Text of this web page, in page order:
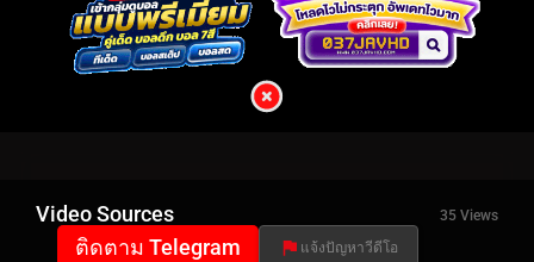
Video Sources 35 Views
ติดตาม Telegram แจ้งปัญหาวีดีโอ